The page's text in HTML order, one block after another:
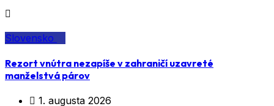
Slovensko
Rezort vnútra nezapíše v zahraničí uzavreté
manželstvá párov
1. augusta 2026